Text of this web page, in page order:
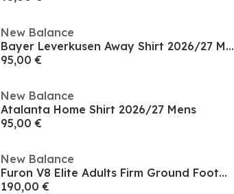
New Balance
Bayer Leverkusen Away Shirt 2026/27 Mens
95,00 €
New Balance
Atalanta Home Shirt 2026/27 Mens
95,00 €
New Balance
Furon V8 Elite Adults Firm Ground Football Boots
190,00 €